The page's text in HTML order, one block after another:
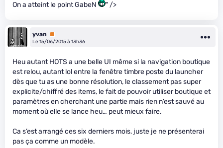
On a atteint le point GabeN " />
yvan
Premium
Le 15/06/2015 à 13h36
Heu autant HOTS a une belle UI même si la navigation boutique
est relou, autant lol entre la fenêtre timbre poste du launcher
dès que tu as une bonne résolution, le classement pas super
explicite/chiffré des items, le fait de pouvoir utiliser boutique et
paramètres en cherchant une partie mais rien n’est sauvé au
moment où elle se lance heu… peut mieux faire.
Ca s’est arrangé ces six derniers mois, juste je ne présenterai
pas ça comme un modèle.